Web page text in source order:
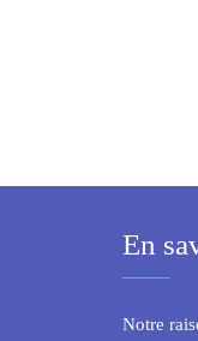
En
Notre